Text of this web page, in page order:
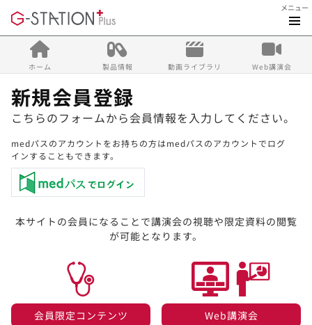
メニュー
ホーム 製品情報 動画ライブラリ Web講演会
新規会員登録
こちらのフォームから会員情報を入力してください。
medパスのアカウントをお持ちの方はmedパスのアカウントでログ
インすることもできます。
本サイトの会員になることで講演会の視聴や限定資料の閲覧
が可能となります。
会員限定コンテンツ​
Web講演会​